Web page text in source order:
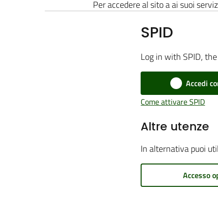
Per accedere al sito a ai suoi
SPID
Log in with SPID,
Accedi
Come attivare SPID
Altre utenze
In alternativa puoi
Accesso